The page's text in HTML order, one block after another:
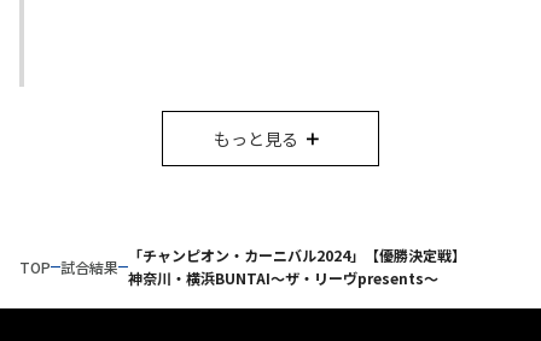
もっと見る
TOP 試合結果
「チャンピオン・カーニバル2024」【優勝決定戦】
神奈川・横浜BUNTAI～ザ・リーヴpresents～